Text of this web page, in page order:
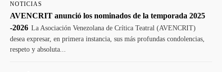
NOTICIAS
AVENCRIT anunció los nominados de la temporada 2025
-2026 La Asociación Venezolana de Crítica Teatral (AVENCRIT)
desea expresar, en primera instancia, sus más profundas condolencias,
respeto y absoluta...